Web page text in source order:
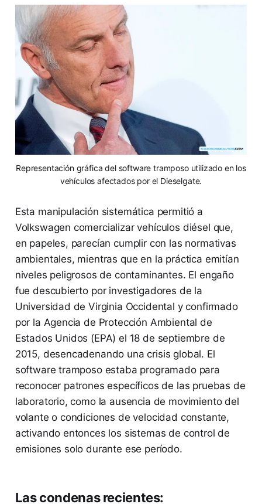
Representación gráfica del software tramposo utilizado en los
vehículos afectados por el Dieselgate.
Esta manipulación sistemática permitió a
Volkswagen comercializar vehículos diésel que,
en papeles, parecían cumplir con las normativas
ambientales, mientras que en la práctica emitían
niveles peligrosos de contaminantes. El engaño
fue descubierto por investigadores de la
Universidad de Virginia Occidental y confirmado
por la Agencia de Protección Ambiental de
Estados Unidos (EPA) el 18 de septiembre de
2015, desencadenando una crisis global. El
software tramposo estaba programado para
reconocer patrones específicos de las pruebas de
laboratorio, como la ausencia de movimiento del
volante o condiciones de velocidad constante,
activando entonces los sistemas de control de
emisiones solo durante ese período.
Las condenas recientes: